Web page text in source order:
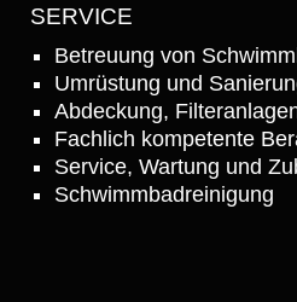
SERVICE
Betreuung von
Umrüstung und
Abdeckung,
Fachlich kompetente
Service, Wartung und
Schwimmbadreinigung